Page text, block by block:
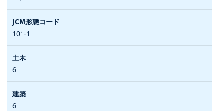
101-1
6
6